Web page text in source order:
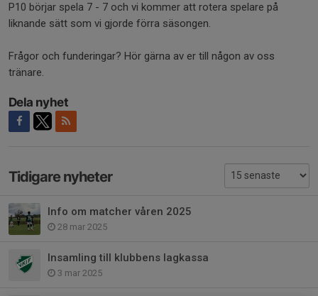
P10 börjar spela 7 - 7 och vi kommer att rotera spelare på
liknande sätt som vi gjorde förra säsongen.
Frågor och funderingar? Hör gärna av er till någon av oss
tränare.
Dela nyhet
Tidigare nyheter
Info om matcher våren 2025
28 mar 2025
Insamling till klubbens lagkassa
3 mar 2025